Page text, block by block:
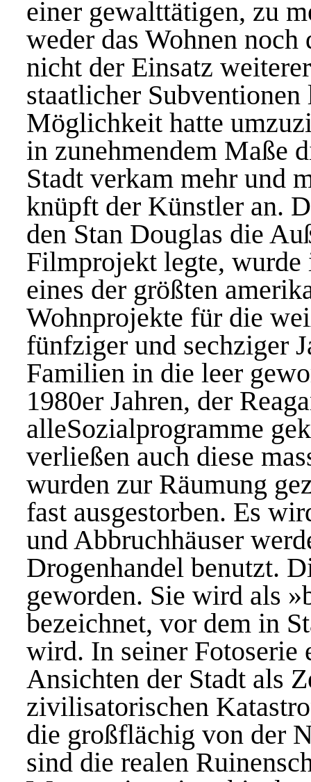
einer gewalttätigen, zu
weder das Wohnen
nicht der Einsatz
staatlicher Subventionen
Möglichkeit hatte
in zunehmendem Maße
Stadt verkam mehr und
knüpft der Künstler an.
den Stan Douglas die
Filmprojekt legte, wurde
eines der größten
Wohnprojekte für die
fünfziger und sechziger
Familien in die leer
1980er Jahren, der
alleSozialprogramme
verließen auch diese
wurden zur Räumung
fast ausgestorben. Es
und Abbruchhäuser
Drogenhandel benutzt.
geworden. Sie wird als
bezeichnet, vor dem in
wird. In seiner Fotoserie
Ansichten der Stadt als
zivilisatorischen
die großflächig von der
sind die realen